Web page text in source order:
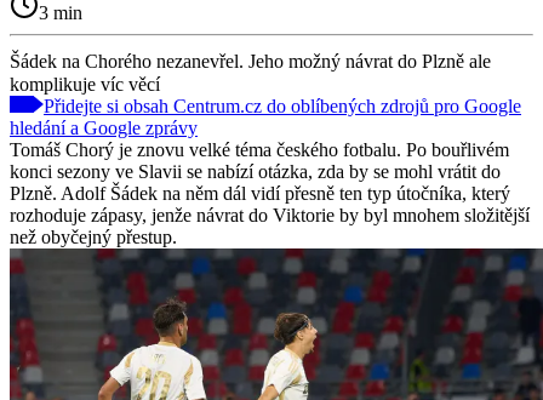
3 min
Šádek na Chorého nezanevřel. Jeho možný návrat do Plzně ale
komplikuje víc věcí
Přidejte si obsah Centrum.cz do oblíbených zdrojů pro Google
hledání a Google zprávy
Tomáš Chorý je znovu velké téma českého fotbalu. Po bouřlivém
konci sezony ve Slavii se nabízí otázka, zda by se mohl vrátit do
Plzně. Adolf Šádek na něm dál vidí přesně ten typ útočníka, který
rozhoduje zápasy, jenže návrat do Viktorie by byl mnohem složitější
než obyčejný přestup.